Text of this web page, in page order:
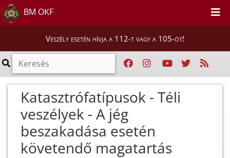
BM OKF
Veszély esetén hívja a 112-t vagy a 105-öt!
Katasztrófatípusok - Téli
veszélyek - A jég
beszakadása esetén
követendő magatartás